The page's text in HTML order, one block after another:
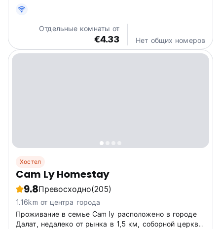
Отдельные комнаты от
€4.33 Нет общих номеров
Хостел
Cam Ly Homestay
9.8Превосходно(205)
1.16km от центра города
Проживание в семье Cam ly расположено в городе
Далат, недалеко от рынка в 1,5 км, соборной церкви